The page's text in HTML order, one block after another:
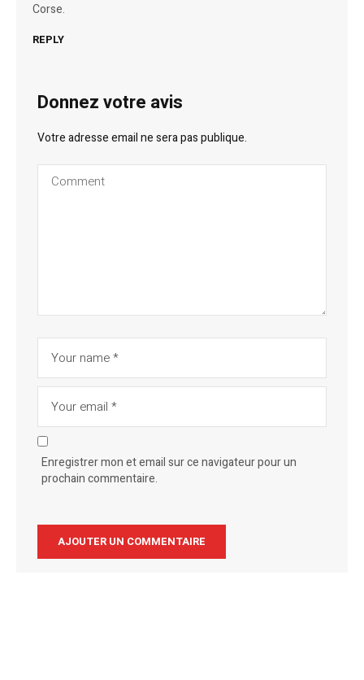
Corse.
REPLY
Donnez votre avis
Votre adresse email ne sera pas publique.
Enregistrer mon et email sur ce navigateur pour un
prochain commentaire.